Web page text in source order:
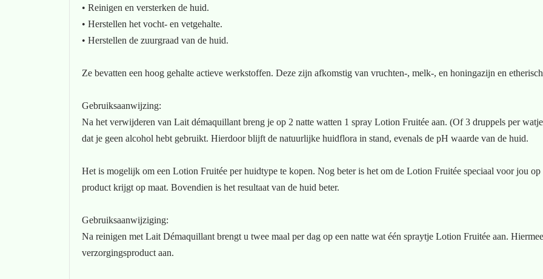
• Reinigen en versterken de huid.
• Herstellen het vocht- en vetgehalte.
• Herstellen de zuurgraad van de huid.
Ze bevatten een hoog gehalte actieve werkstoffen. Deze zijn afkomstig van vruchten-, melk-, en honingazijn en
Gebruiksaanwijzing:
Na het verwijderen van Lait démaquillant breng je op 2 natte watten 1 spray Lotion Fruitée aan. (Of 3 druppels per
dat je geen alcohol hebt gebruikt. Hierdoor blijft de natuurlijke huidflora in stand, evenals de pH waarde van de huid.
Het is mogelijk om een Lotion Fruitée per huidtype te kopen. Nog beter is het om de Lotion Fruitée speciaal voor jou
product krijgt op maat. Bovendien is het resultaat van de huid beter.
Gebruiksaanwijziging:
Na reinigen met Lait Démaquillant brengt u twee maal per dag op een natte wat één spraytje Lotion Fruitée aan.
verzorgingsproduct aan.